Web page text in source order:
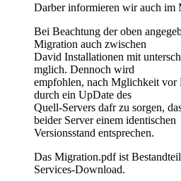
Darber informieren wir auch im
Bei Beachtung der oben
Migration auch zwischen
David Installationen mit
mglich. Dennoch wird
empfohlen, nach Mglichkeit
durch ein UpDate des
Quell-Servers dafr zu sorgen,
beider Server einem identischen
Versionsstand entsprechen.
Das Migration.pdf ist
Services-Download.